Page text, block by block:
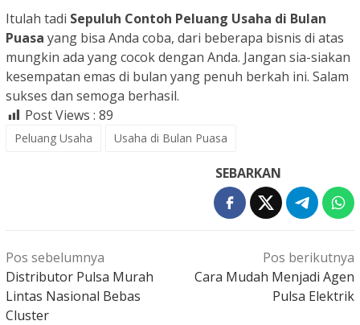
Itulah tadi Sepuluh Contoh Peluang Usaha di Bulan
Puasa yang bisa Anda coba, dari beberapa bisnis di atas
mungkin ada yang cocok dengan Anda. Jangan sia-siakan
kesempatan emas di bulan yang penuh berkah ini. Salam
sukses dan semoga berhasil.
Post Views : 89
Peluang Usaha Usaha di Bulan Puasa
SEBARKAN
Navigasi
pos
Pos sebelumnya
Distributor Pulsa Murah
Lintas Nasional Bebas
Cluster
Pos berikutnya
Cara Mudah Menjadi Agen
Pulsa Elektrik